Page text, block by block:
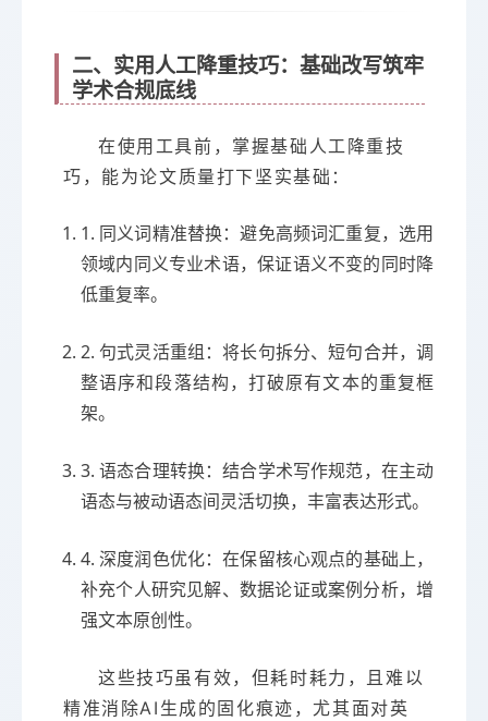
二、实用人工降重技巧：基础改写筑牢
学术合规底线
在使用工具前，掌握基础人工降重技
巧，能为论文质量打下坚实基础：
1. 同义词精准替换：避免高频词汇重复，选用
领域内同义专业术语，保证语义不变的同时降
低重复率。
2. 句式灵活重组：将长句拆分、短句合并，调
整语序和段落结构，打破原有文本的重复框
架。
3. 语态合理转换：结合学术写作规范，在主动
语态与被动语态间灵活切换，丰富表达形式。
4. 深度润色优化：在保留核心观点的基础上，
补充个人研究见解、数据论证或案例分析，增
强文本原创性。
这些技巧虽有效，但耗时耗力，且难以
精准消除AI生成的固化痕迹，尤其面对英